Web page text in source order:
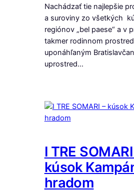
Nachádzať tie najlepšie
a suroviny zo všetkých
regiónov „bel paese“ a v
takmer rodinnom
uponáhľaným
uprostred…
I TRE
kúsok
hradom